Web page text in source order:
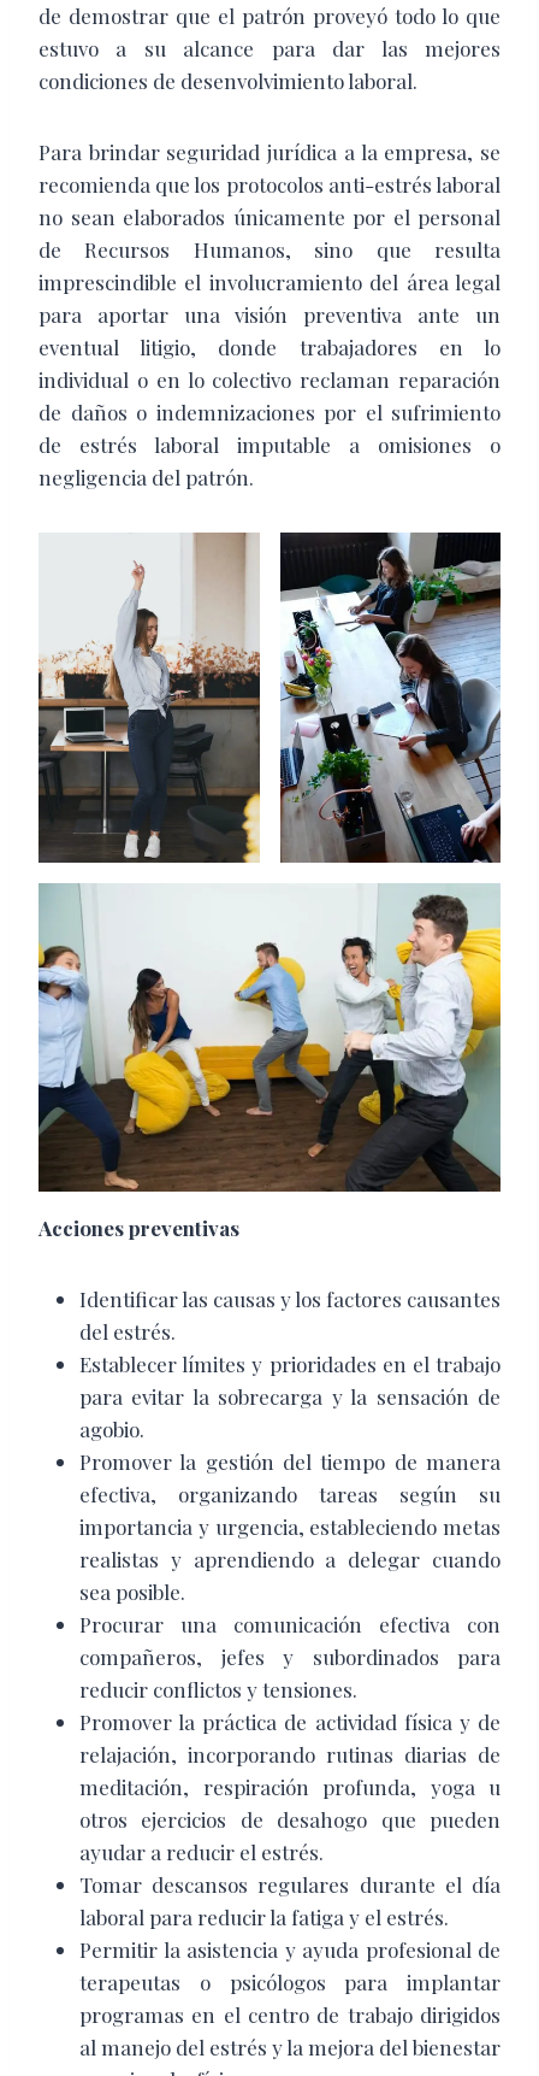
de demostrar que el patrón proveyó todo lo que
estuvo a su alcance para dar las mejores
condiciones de desenvolvimiento laboral.
Para brindar seguridad jurídica a la empresa, se
recomienda que los protocolos anti-estrés laboral
no sean elaborados únicamente por el personal
de Recursos Humanos, sino que resulta
imprescindible el involucramiento del área legal
para aportar una visión preventiva ante un
eventual litigio, donde trabajadores en lo
individual o en lo colectivo reclaman reparación
de daños o indemnizaciones por el sufrimiento
de estrés laboral imputable a omisiones o
negligencia del patrón.
Acciones preventivas
Identificar las causas y los factores causantes
del estrés.
Establecer límites y prioridades en el trabajo
para evitar la sobrecarga y la sensación de
agobio.
Promover la gestión del tiempo de manera
efectiva, organizando tareas según su
importancia y urgencia, estableciendo metas
realistas y aprendiendo a delegar cuando
sea posible.
Procurar una comunicación efectiva con
compañeros, jefes y subordinados para
reducir conflictos y tensiones.
Promover la práctica de actividad física y de
relajación, incorporando rutinas diarias de
meditación, respiración profunda, yoga u
otros ejercicios de desahogo que pueden
ayudar a reducir el estrés.
Tomar descansos regulares durante el día
laboral para reducir la fatiga y el estrés.
Permitir la asistencia y ayuda profesional de
terapeutas o psicólogos para implantar
programas en el centro de trabajo dirigidos
al manejo del estrés y la mejora del bienestar